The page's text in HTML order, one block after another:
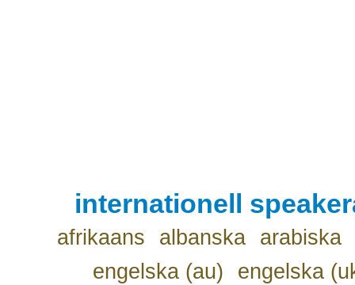
internationell
afrikaans albanska
arabiska
engelska (au)
engelska